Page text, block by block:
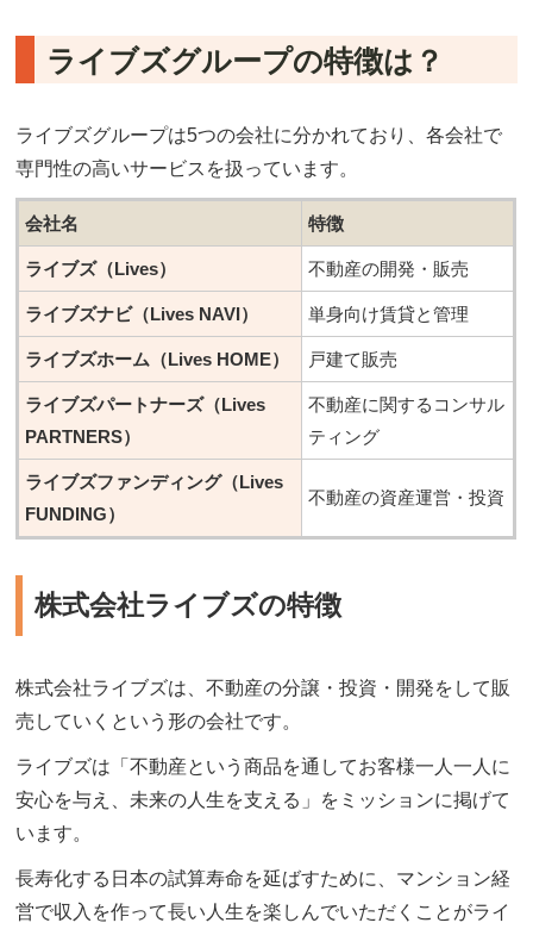
ライブズグループの特徴は？
ライブズグループは5つの会社に分かれており、各会社で
専門性の高いサービスを扱っています。
会社名 特徴
ライブズ（Lives） 不動産の開発・販売
ライブズナビ（Lives NAVI） 単身向け賃貸と管理
ライブズホーム（Lives HOME） 戸建て販売
ライブズパートナーズ（Lives
PARTNERS）
不動産に関するコンサル
ティング
ライブズファンディング（Lives
FUNDING）
不動産の資産運営・投資
株式会社ライブズの特徴
株式会社ライブズは、不動産の分譲・投資・開発をして販
売していくという形の会社です。
ライブズは「不動産という商品を通してお客様一人一人に
安心を与え、未来の人生を支える」をミッションに掲げて
います。
長寿化する日本の試算寿命を延ばすために、マンション経
営で収入を作って長い人生を楽しんでいただくことがライ